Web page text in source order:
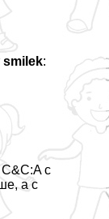
smilek:
с
а с